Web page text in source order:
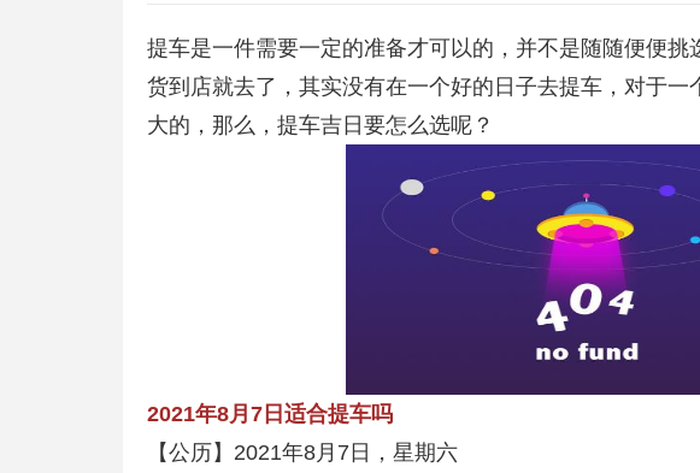
提车是一件需要一定的准备才可以的，并不是随随便便挑
货到店就去了，其实没有在一个好的日子去提车，对于一
大的，那么，提车吉日要怎么选呢？
2021年8月7日适合提车吗
【公历】2021年8月7日，星期六